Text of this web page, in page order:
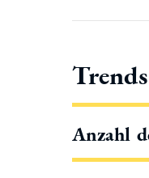
Anzahl